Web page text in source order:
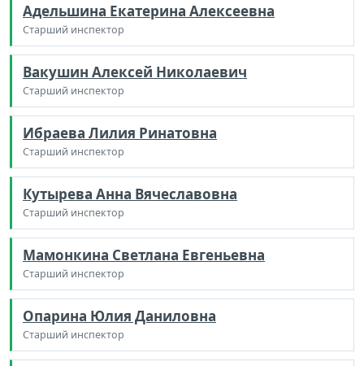
Адельшина Екатерина Алексеевна
Старший инспектор
Вакушин Алексей Николаевич
Старший инспектор
Ибраева Лилия Ринатовна
Старший инспектор
Кутырева Анна Вячеславовна
Старший инспектор
Мамонкина Светлана Евгеньевна
Старший инспектор
Опарина Юлия Даниловна
Старший инспектор